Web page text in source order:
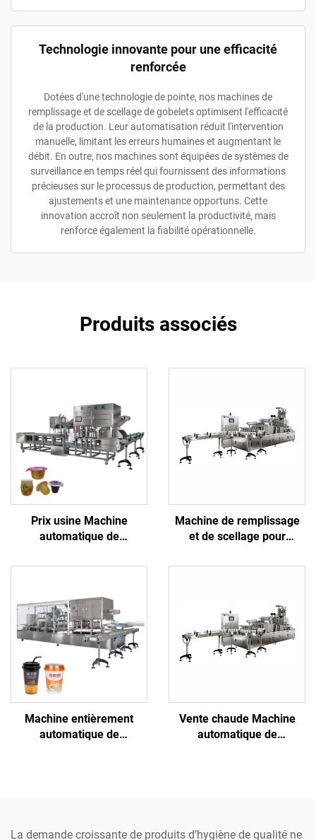
Technologie innovante pour une efficacité
renforcée
Dotées d'une technologie de pointe, nos machines de
remplissage et de scellage de gobelets optimisent l'efficacité
de la production. Leur automatisation réduit l'intervention
manuelle, limitant les erreurs humaines et augmentant le
débit. En outre, nos machines sont équipées de systèmes de
surveillance en temps réel qui fournissent des informations
précieuses sur le processus de production, permettant des
ajustements et une maintenance opportuns. Cette
innovation accroît non seulement la productivité, mais
renforce également la fiabilité opérationnelle.
Produits associés
Prix usine Machine
automatique de
gobelets plastique pour
jus
Machine de remplissage
et de scellage pour
l'emballage de glaçons et
Machine entièrement
automatique de
Vente chaude Machine
automatique de
eau pure
La demande croissante de produits d’hygiène de qualité ne